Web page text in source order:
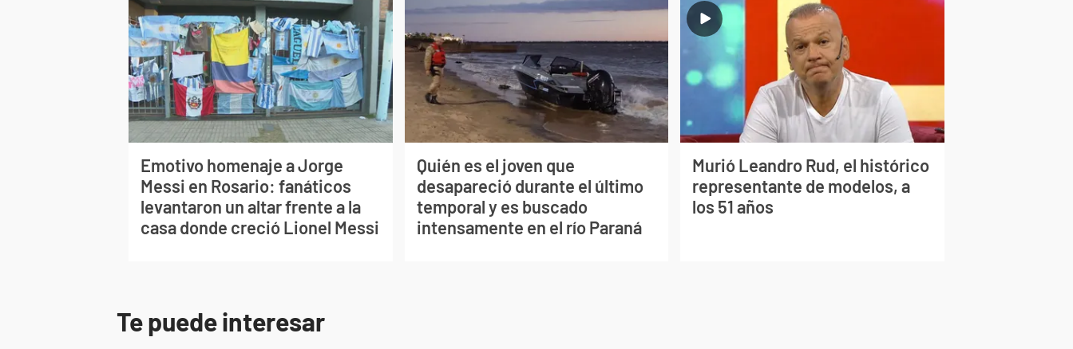
Emotivo homenaje a Jorge
Messi en Rosario: fanáticos
levantaron un altar frente a la
casa donde creció Lionel Messi
Quién es el joven que
desapareció durante el último
temporal y es buscado
intensamente en el río Paraná
Murió Leandro Rud, el histórico
representante de modelos, a
los 51 años
Te puede interesar